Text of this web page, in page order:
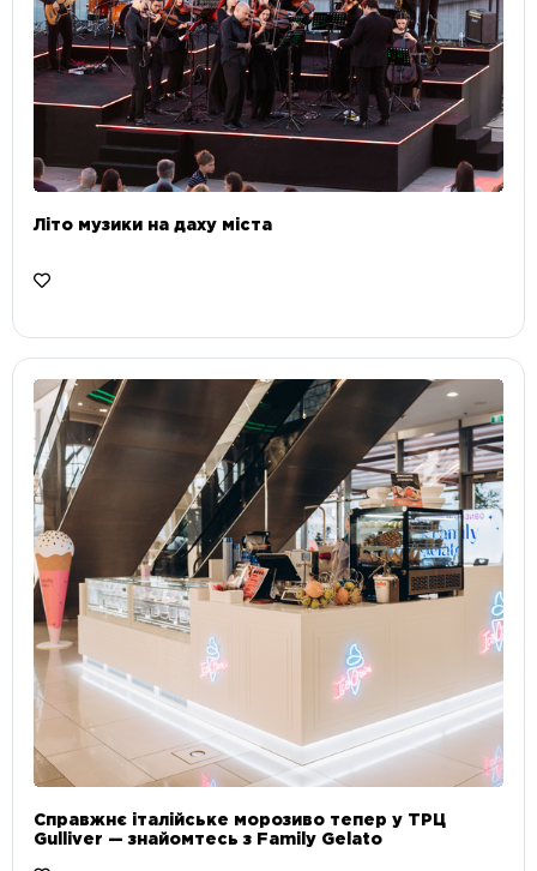
Літо музики на даху міста
Справжнє італійське морозиво тепер у ТРЦ
Gulliver — знайомтесь з Family Gelato